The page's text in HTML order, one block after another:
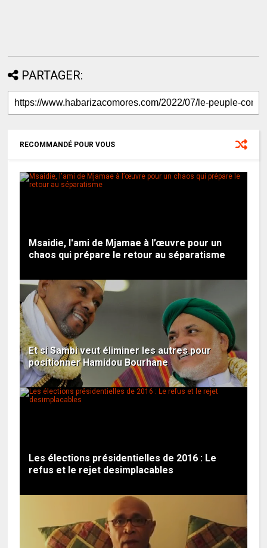
PARTAGER:
RECOMMANDÉ POUR VOUS
Msaidie, l'ami de Mjamae à l’œuvre pour un
chaos qui prépare le retour au séparatisme
Et si Sambi veut éliminer les autres pour
positionner Hamidou Bourhane
Les élections présidentielles de 2016 : Le
refus et le rejet desimplacables